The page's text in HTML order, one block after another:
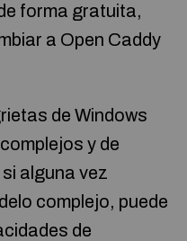
forma gratuita,
a Open Caddy
de Windows
y de
alguna vez
complejo, puede
de